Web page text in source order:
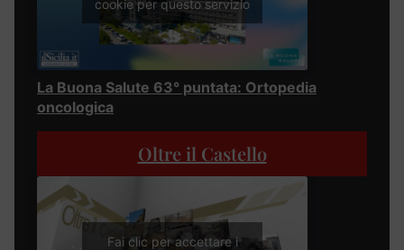
cookie per questo servizio
La Buona Salute 63° puntata: Ortopedia
oncologica
Oltre il Castello
Fai clic per accettare i